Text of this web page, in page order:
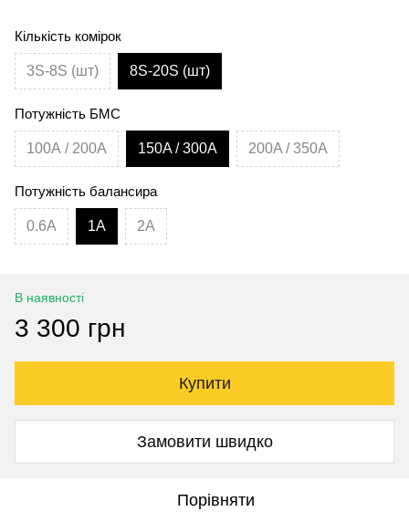
Кількість комірок
3S-8S (шт) 8S-20S (шт)
Потужність БМС
100А / 200А 150A / 300A 200A / 350A
Потужність балансира
0.6A 1A 2A
В наявності
3 300 грн
Купити
Замовити швидко
Порівняти